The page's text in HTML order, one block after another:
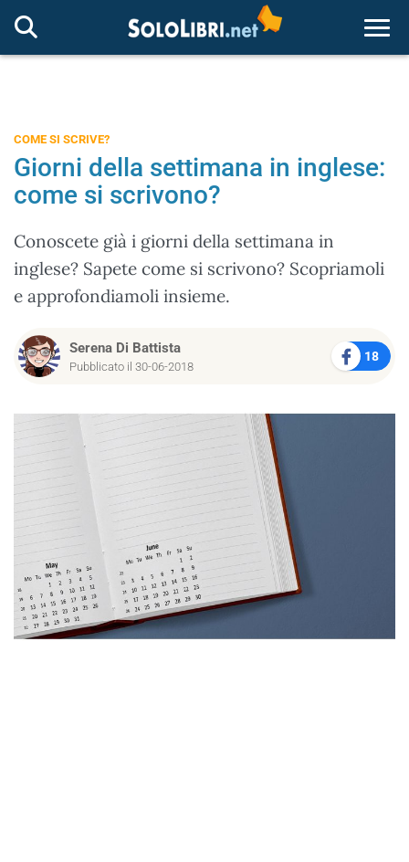
COME SI SCRIVE?
Giorni della settimana in inglese:
come si scrivono?
Conoscete già i giorni della settimana in
inglese? Sapete come si scrivono? Scopriamoli
e approfondiamoli insieme.
Serena Di Battista
Pubblicato il 30-06-2018
18